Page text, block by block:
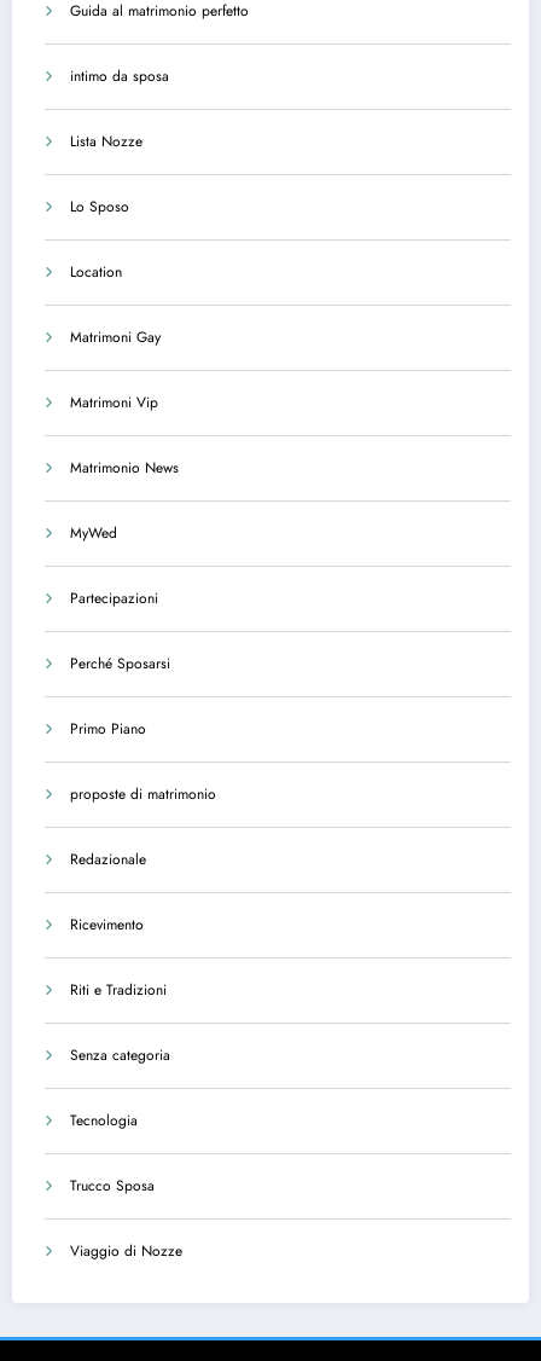
Guida al matrimonio perfetto
intimo da sposa
Lista Nozze
Lo Sposo
Location
Matrimoni Gay
Matrimoni Vip
Matrimonio News
MyWed
Partecipazioni
Perché Sposarsi
Primo Piano
proposte di matrimonio
Redazionale
Ricevimento
Riti e Tradizioni
Senza categoria
Tecnologia
Trucco Sposa
Viaggio di Nozze